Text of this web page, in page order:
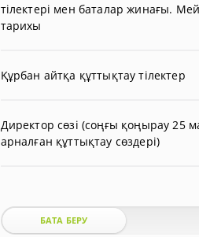
тілектері мен баталар жинағы.
тарихы
Құрбан айтқа құттықтау тілектер
Директор сөзі (соңғы қоңырау 25
арналған құттықтау сөздері)
БАТА БЕРУ